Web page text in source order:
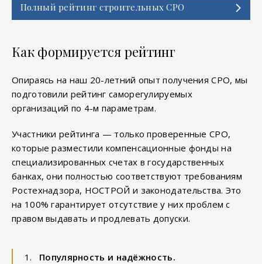
Полный рейтинг строительных СРО
Как формируется рейтинг
Опираясь на наш 20-летний опыт получения СРО, мы
подготовили рейтинг саморегулируемых
организаций по 4-м параметрам.
Участники рейтинга — только проверенные СРО,
которые разместили компенсационные фонды на
специализированных счетах в государственных
банках, они полностью соответствуют требованиям
Ростехнадзора, НОСТРОЙ и законодательства. Это
на 100% гарантирует отсутствие у них проблем с
правом выдавать и продлевать допуски.
Популярность и надёжность.